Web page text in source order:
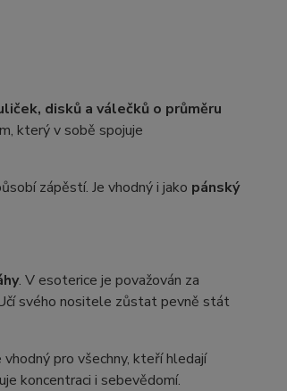
disků a válečků o průměru
který v sobě spojuje
zápěstí. Je vhodný i jako pánský
. V esoterice je považován za
svého nositele zůstat pevně stát
vhodný pro všechny, kteří hledají
koncentraci i sebevědomí.